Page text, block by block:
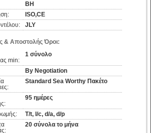
BH
ISO,CE
JLY
& Αποστολής Όροι:
min:
1 σύνολο
By Negotiation
Standard Sea Worthy Πακέτο
95 ημέρες
T/t, l/c, d/a, d/p
20 σύνολα το μήνα